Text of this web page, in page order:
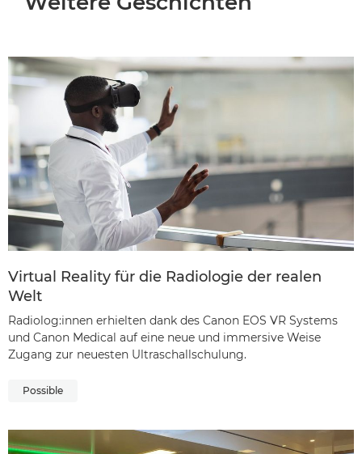
Virtual Reality für die Radiologie der realen
Welt
Radiolog:innen erhielten dank des Canon EOS VR Systems
und Canon Medical auf eine neue und immersive Weise
Zugang zur neuesten Ultraschallschulung.
Possible